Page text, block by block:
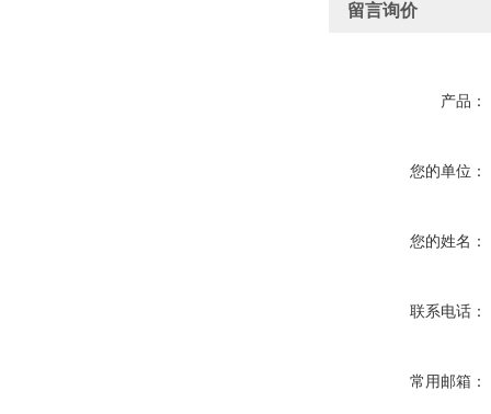
留言询价
产品：
您的单位：
您的姓名：
联系电话：
常用邮箱：